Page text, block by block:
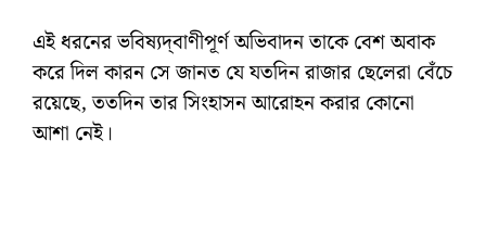
এই ধরনের ভবিষ্যদ্‌বাণীপূর্ণ অভিবাদন তাকে বেশ অবাক
করে দিল কারন সে জানত যে যতদিন রাজার ছেলেরা বেঁচে
রয়েছে, ততদিন তার সিংহাসন আরোহন করার কোনো
আশা নেই।